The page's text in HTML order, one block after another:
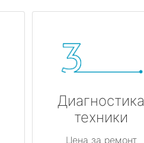
Диагностика
техники
Цена за ремонт